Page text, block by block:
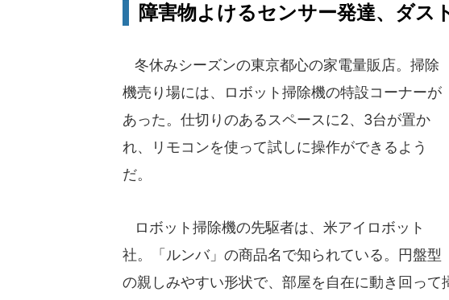
障害物よけるセンサー発達、ダス
冬休みシーズンの東京都心の家電量販店。掃除
機売り場には、ロボット掃除機の特設コーナーが
あった。仕切りのあるスペースに2、3台が置か
れ、リモコンを使って試しに操作ができるよう
だ。
ロボット掃除機の先駆者は、米アイロボット
社。「ルンバ」の商品名で知られている。円盤型
の親しみやすい形状で、部屋を自在に動き回って